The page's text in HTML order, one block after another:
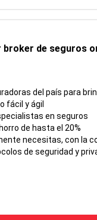
de seguros
del país para
fácil y ágil
en seguros
de hasta el 20%
necesitas, con la
de seguridad y